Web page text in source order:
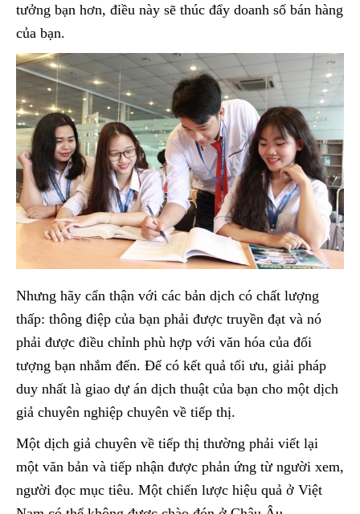
tưởng bạn hơn, điều này sẽ thúc đẩy doanh số bán hàng
của bạn.
Nhưng hãy cẩn thận với các bản dịch có chất lượng
thấp: thông điệp của bạn phải được truyền đạt và nó
phải được điều chỉnh phù hợp với văn hóa của đối
tượng bạn nhắm đến. Để có kết quả tối ưu, giải pháp
duy nhất là giao dự án dịch thuật của bạn cho một dịch
giả chuyên nghiệp chuyên về tiếp thị.
Một dịch giả chuyên về tiếp thị thường phải viết lại
một văn bản và tiếp nhận được phản ứng từ người xem,
người đọc mục tiêu. Một chiến lược hiệu quả ở Việt